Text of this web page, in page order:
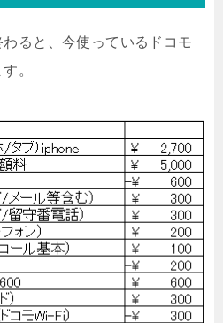
ると、今使っているドコモ
。